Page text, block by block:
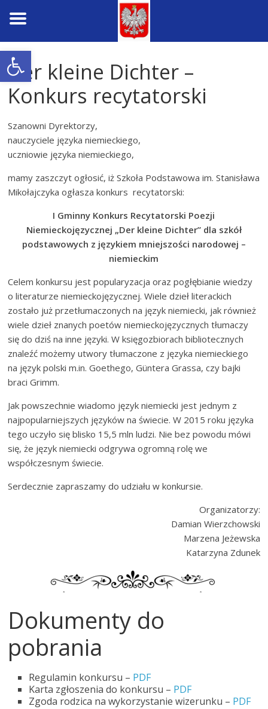
Open toolbar
Skip
to
content
Der kleine Dichter –
Konkurs recytatorski
Szanowni Dyrektorzy,
nauczyciele języka niemieckiego,
uczniowie języka niemieckiego,
mamy zaszczyt ogłosić, iż Szkoła Podstawowa im. Stanisława
Mikołajczyka ogłasza konkurs recytatorski:
I Gminny Konkurs Recytatorski Poezji
Niemieckojęzycznej „Der kleine Dichter” dla szkół
podstawowych z językiem mniejszości narodowej –
niemieckim
Celem konkursu jest popularyzacja oraz pogłębianie wiedzy
o literaturze niemieckojęzycznej. Wiele dzieł literackich
zostało już przetłumaczonych na język niemiecki, jak również
wiele dzieł znanych poetów niemieckojęzycznych tłumaczy
się do dziś na inne języki. W księgozbiorach bibliotecznych
znaleźć możemy utwory tłumaczone z języka niemieckiego
na język polski m.in. Goethego, Güntera Grassa, czy bajki
braci Grimm.
Jak powszechnie wiadomo język niemiecki jest jednym z
najpopularniejszych języków na świecie. W 2015 roku języka
tego uczyło się blisko 15,5 mln ludzi. Nie bez powodu mówi
się, że język niemiecki odgrywa ogromną rolę we
współczesnym świecie.
Serdecznie zapraszamy do udziału w konkursie.
Organizatorzy:
Damian Wierzchowski
Marzena Jeżewska
Katarzyna Zdunek
Dokumenty do
pobrania
Regulamin konkursu – PDF
Karta zgłoszenia do konkursu – PDF
Zgoda rodzica na wykorzystanie wizerunku – PDF